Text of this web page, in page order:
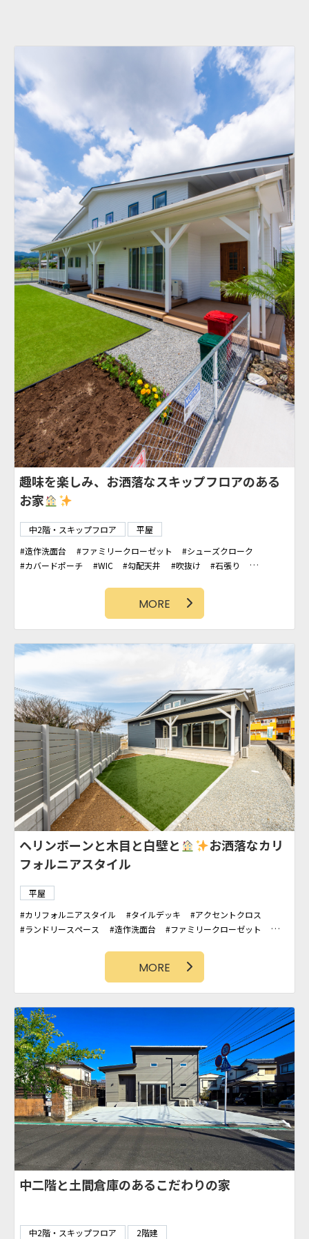
趣味を楽しみ、お洒落なスキップフロアのある
お家
中2階・スキップフロア
平屋
造作洗面台
ファミリークローゼット
シューズクローク
カバードポーチ
WIC 勾配天井 吹抜け
石張り
ランドリースペース
MORE
ヘリンボーンと木目と白壁と
お洒落なカリ
フォルニアスタイル
平屋
カリフォルニアスタイル
タイルデッキ
アクセントクロス
ランドリースペース
造作洗面台
ファミリークローゼット
MORE
中二階と土間倉庫のあるこだわりの家
中2階・スキップフロア 2階建